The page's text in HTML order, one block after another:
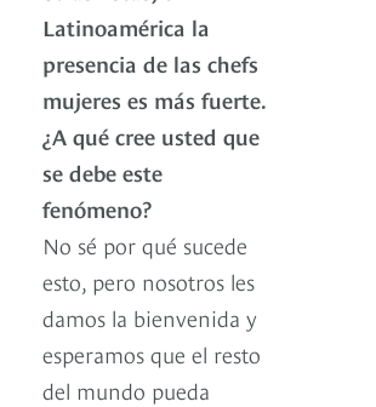
Latinoamérica la
presencia de las chefs
mujeres es más fuerte.
¿A qué cree usted que
se debe este
fenómeno?
No sé por qué sucede
esto, pero nosotros les
damos la bienvenida y
esperamos que el resto
del mundo pueda